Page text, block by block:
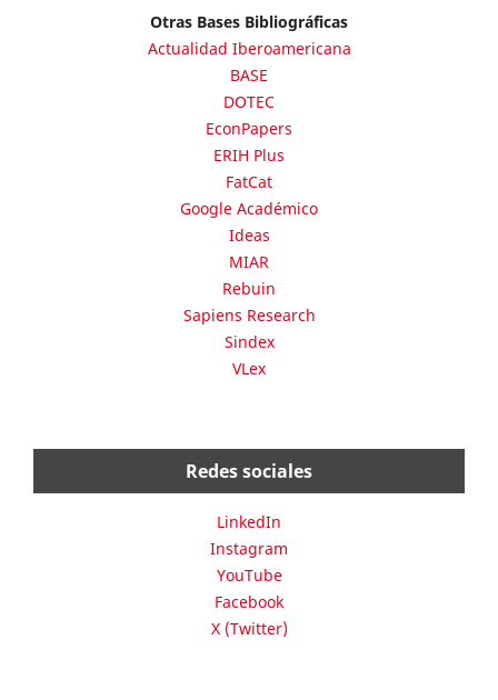
Otras Bases Bibliográficas
Actualidad Iberoamericana
BASE
DOTEC
EconPapers
ERIH Plus
FatCat
Google Académico
Ideas
MIAR
Rebuin
Sapiens Research
Sindex
VLex
Redes sociales
LinkedIn
Instagram
YouTube
Facebook
X (Twitter)